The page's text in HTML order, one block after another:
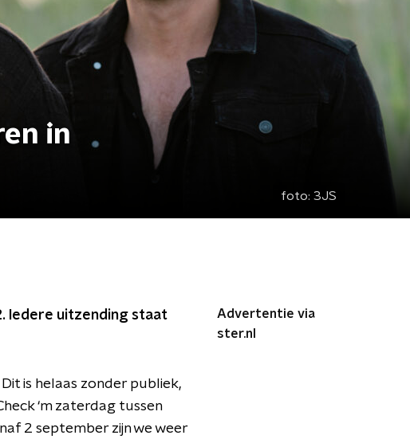
in
foto: 3JS
Iedere uitzending staat
is helaas zonder publiek,
‘m zaterdag tussen
2 september zijn we weer
Advertentie via
ster.nl